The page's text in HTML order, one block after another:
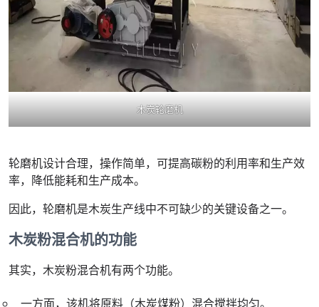
木炭轮磨机
轮磨机设计合理，操作简单，可提高碳粉的利用率和生产效
率，降低能耗和生产成本。
因此，轮磨机是木炭生产线中不可缺少的关键设备之一。
木炭粉混合机的功能
其实，木炭粉混合机有两个功能。